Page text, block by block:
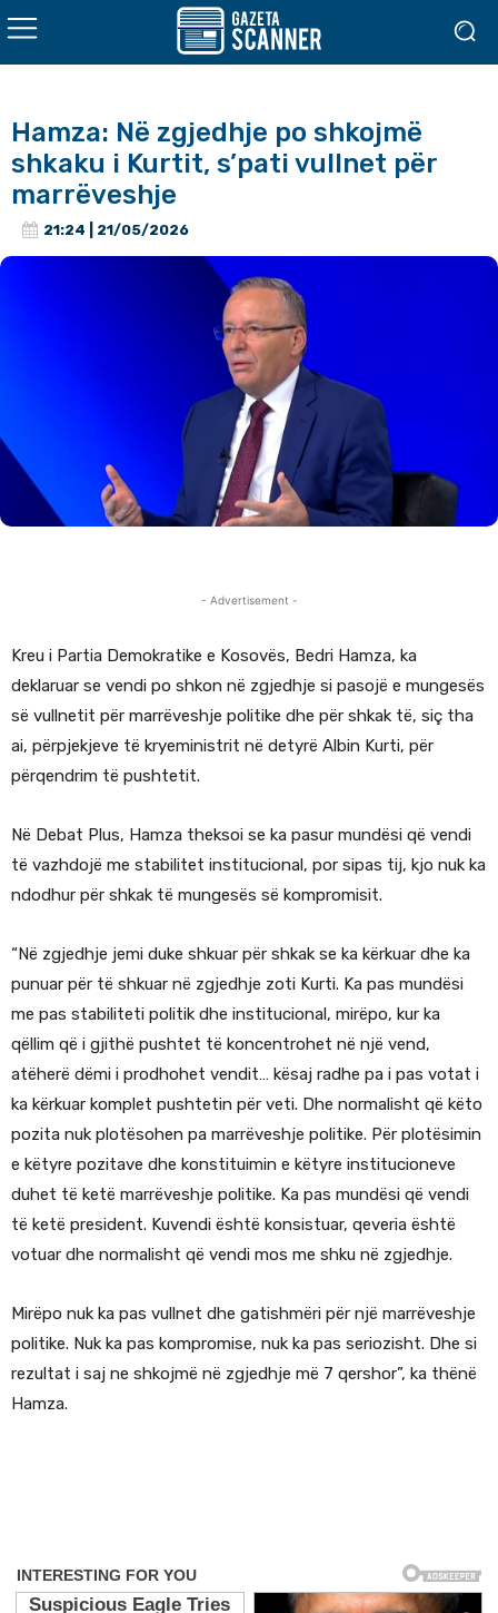
Hamza: Në zgjedhje po shkojmë
shkaku i Kurtit, s’pati vullnet për
marrëveshje
21:24 | 21/05/2026
- Advertisement -
Kreu i Partia Demokratike e Kosovës, Bedri Hamza, ka
deklaruar se vendi po shkon në zgjedhje si pasojë e mungesës
së vullnetit për marrëveshje politike dhe për shkak të, siç tha
ai, përpjekjeve të kryeministrit në detyrë Albin Kurti, për
përqendrim të pushtetit.
Në Debat Plus, Hamza theksoi se ka pasur mundësi që vendi
të vazhdojë me stabilitet institucional, por sipas tij, kjo nuk ka
ndodhur për shkak të mungesës së kompromisit.
“Në zgjedhje jemi duke shkuar për shkak se ka kërkuar dhe ka
punuar për të shkuar në zgjedhje zoti Kurti. Ka pas mundësi
me pas stabiliteti politik dhe institucional, mirëpo, kur ka
qëllim që i gjithë pushtet të koncentrohet në një vend,
atëherë dëmi i prodhohet vendit… kësaj radhe pa i pas votat i
ka kërkuar komplet pushtetin për veti. Dhe normalisht që këto
pozita nuk plotësohen pa marrëveshje politike. Për plotësimin
e këtyre pozitave dhe konstituimin e këtyre institucioneve
duhet të ketë marrëveshje politike. Ka pas mundësi që vendi
të ketë president. Kuvendi është konsistuar, qeveria është
votuar dhe normalisht që vendi mos me shku në zgjedhje.
Mirëpo nuk ka pas vullnet dhe gatishmëri për një marrëveshje
politike. Nuk ka pas kompromise, nuk ka pas seriozisht. Dhe si
rezultat i saj ne shkojmë në zgjedhje më 7 qershor”, ka thënë
Hamza.